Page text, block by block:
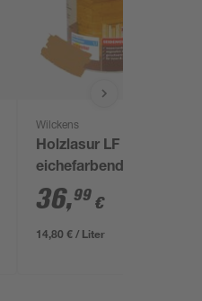
Wilckens
Holzlasur LF
eichefarbend
seidenglänzend 2,6 l
36,99 €
14,80 € / Liter